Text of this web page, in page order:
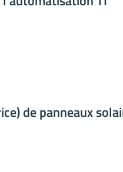
de panneaux